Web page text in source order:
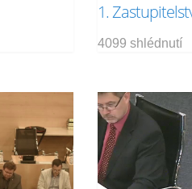
1.
4099 shlédnutí